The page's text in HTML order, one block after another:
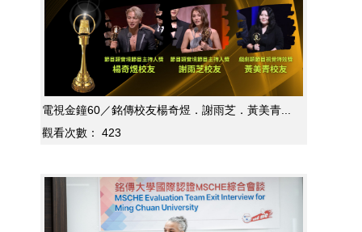
電視金鐘60／銘傳校友楊奇煜．謝雨芝．黃美青...
觀看次數：
423